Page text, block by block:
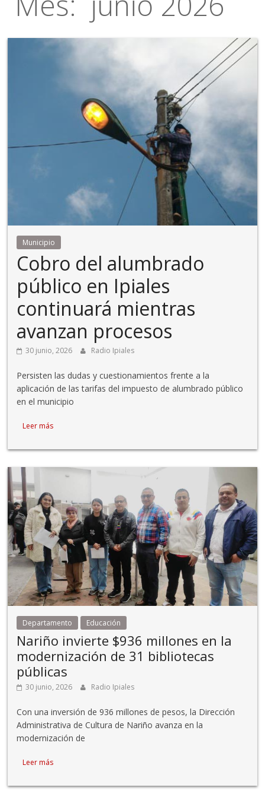
Municipio
Cobro del alumbrado
público en Ipiales
continuará mientras
avanzan procesos
30 junio, 2026 Radio Ipiales
Persisten las dudas y cuestionamientos frente a la
aplicación de las tarifas del impuesto de alumbrado público
en el municipio
Leer más
Departamento Educación
Nariño invierte $936 millones en la
modernización de 31 bibliotecas
públicas
30 junio, 2026 Radio Ipiales
Con una inversión de 936 millones de pesos, la Dirección
Administrativa de Cultura de Nariño avanza en la
modernización de
Leer más